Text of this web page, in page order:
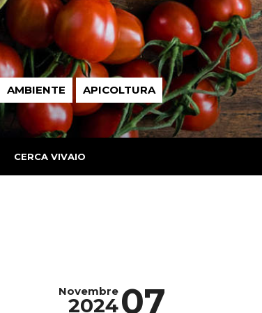
AMBIENTE APICOLTURA
CERCA VIVAIO
07
Novembre
2024